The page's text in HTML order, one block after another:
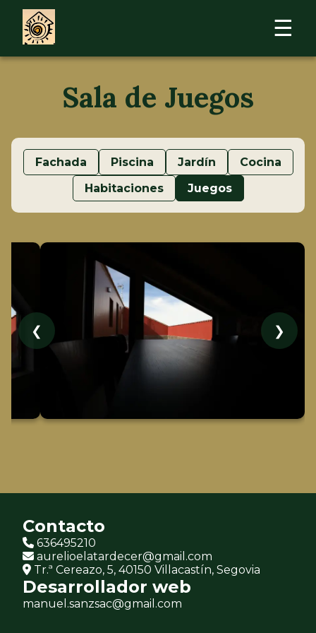
☰
Sala de Juegos
Fachada Piscina Jardín
Cocina
Habitaciones
Juegos
❮ ❯
Contacto
636495210
aurelioelatardecer@gmail.com
Tr.ª Cereazo, 5, 40150 Villacastín, Segovia
Desarrollador web
manuel.sanzsac@gmail.com